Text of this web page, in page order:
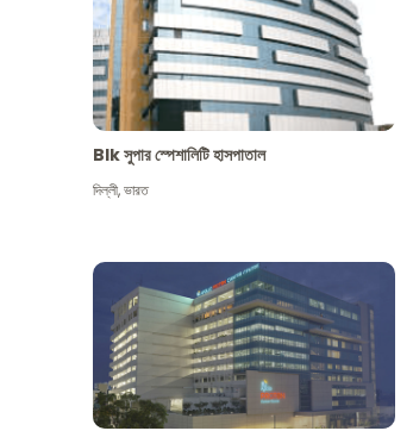
Blk সুপার স্পেশালিটি হাসপাতাল
দিল্লী,ভারত